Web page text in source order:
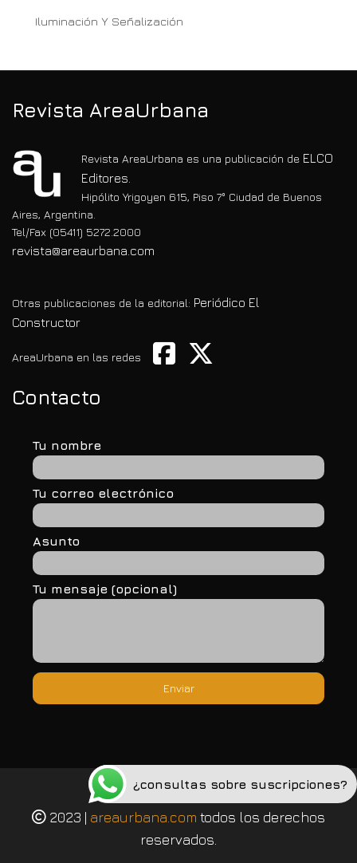
Iluminación Y Señalización
Revista AreaUrbana
Revista AreaUrbana es una publicación de ELCO
Editores.
Hipólito Yrigoyen 615, Piso 7° Ciudad de Buenos
Aires, Argentina.
Tel/Fax (05411) 5272.2000
revista@areaurbana.com
Otras publicaciones de la editorial: Periódico El
Constructor
AreaUrbana en las redes
Contacto
Tu nombre
Tu correo electrónico
Asunto
Tu mensaje (opcional)
Política de privacidad
2023 | areaurbana.com todos los derechos
reservados.
¿consultas sobre suscripciones?